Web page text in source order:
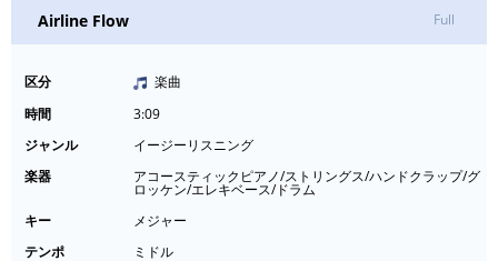
Airline Flow Full
区分
楽曲
時間
3:09
ジャンル
イージーリスニング
楽器
アコースティックピアノ/ストリングス/ハンドクラップ/グ
ロッケン/エレキベース/ドラム
キー
メジャー
テンポ
ミドル